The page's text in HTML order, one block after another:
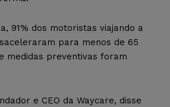
91% dos motoristas viajando a
para menos de 65
medidas preventivas foram
e CEO da Waycare, disse